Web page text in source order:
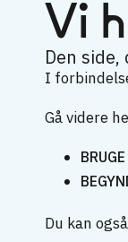
Vi
Den
I
Gå videre
Du kan